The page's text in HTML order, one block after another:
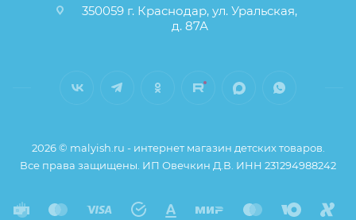
350059 г. Краснодар, ул. Уральская,
д. 87А
2026 © malyish.ru - интернет магазин детских товаров.
Все права защищены. ИП Овечкин Д.В. ИНН 231294988242